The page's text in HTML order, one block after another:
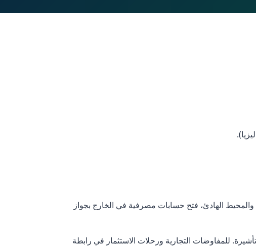
الهادئ، فتح حسابات مصرفية في الخارج بجواز
— يمكن الدخول إليها بدون تأشيرة. للمفاوضات التجارية ورحلات الاستثمار في رابطة